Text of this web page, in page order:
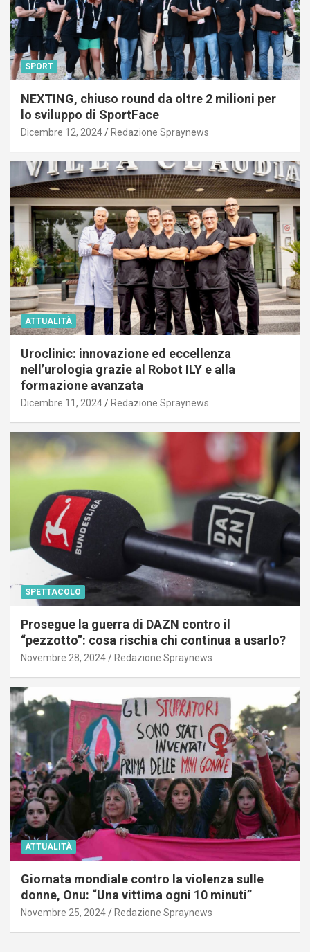
SPORT
NEXTING, chiuso round da oltre 2 milioni per
lo sviluppo di SportFace
Dicembre 12, 2024 Redazione Spraynews
ATTUALITÀ
Uroclinic: innovazione ed eccellenza
nell’urologia grazie al Robot ILY e alla
formazione avanzata
Dicembre 11, 2024 Redazione Spraynews
SPETTACOLO
Prosegue la guerra di DAZN contro il
“pezzotto”: cosa rischia chi continua a usarlo?
Novembre 28, 2024 Redazione Spraynews
ATTUALITÀ
Giornata mondiale contro la violenza sulle
donne, Onu: “Una vittima ogni 10 minuti”
Novembre 25, 2024 Redazione Spraynews